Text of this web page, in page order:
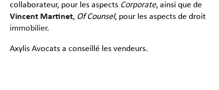
collaborateur, pour les aspects Corporate, ainsi que de
Vincent Martinet, Of Counsel, pour les aspects de droit
immobilier.
Axylis Avocats a conseillé les vendeurs.